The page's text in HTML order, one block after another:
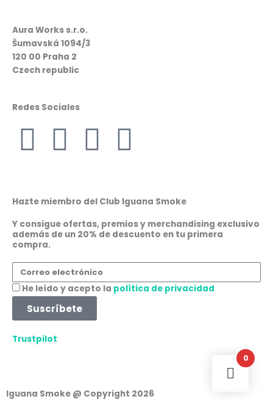
Aura Works s.r.o.
Šumavská 1094/3
120 00 Praha 2
Czech republic
Redes Sociales
F
c
e
b
o
o
k
I
s
t
a
g
r
m
W
a
t
s
a
p
L
n
k
e
d
Hazte miembro del Club Iguana Smoke
Y consigue ofertas, premios y merchandising exclusivo
además de un 20% de descuento en tu primera
compra.
Correo
electrónico
Aceptación
He leído y acepto la política de privacidad
Suscríbete
Trustpilot
Iguana Smoke @ Copyright 2026
0